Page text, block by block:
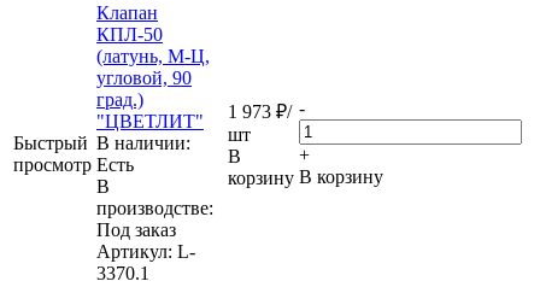
Быстрый
просмотр
Клапан
КПЛ-50
(латунь, М-Ц,
угловой, 90
град.)
"ЦВЕТЛИТ"
В наличии:
Eсть
В
производстве:
Под заказ
Артикул: L-
3370.1
1 973 ₽/
шт
В
корзину
-
+
В корзину